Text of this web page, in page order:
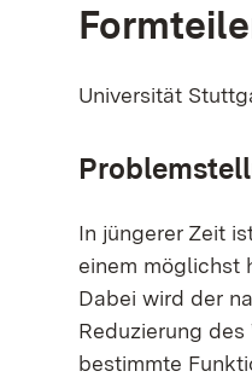
Universität
In jüngerer Zeit
einem möglichst
Dabei wird der
Reduzierung
bestimmte